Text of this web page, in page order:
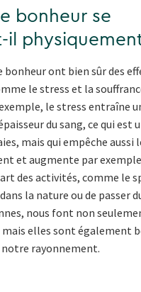
bonheur se
il
bonheur ont bien sûr des
le stress et la
le stress entraîne
du sang, ce qui est
mais qui empêche aussi
et augmente par exemple
des activités, comme le
la nature ou de passer
nous font non
elles sont également
rayonnement.